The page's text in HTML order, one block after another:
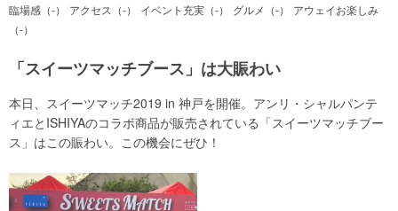
臨場感（-） アクセス（-） イベント充実（-） グルメ（-）
アウェイお楽しみ
（-）
「スイーツマッチブース」は大賑わい
本日、スイーツマッチ2019 in 神戸を開催。アンリ・シャルパンテ
ィエとISHIYAのコラボ商品が販売されている「スイーツマッチブー
ス」はこの賑わい。この機会にぜひ！